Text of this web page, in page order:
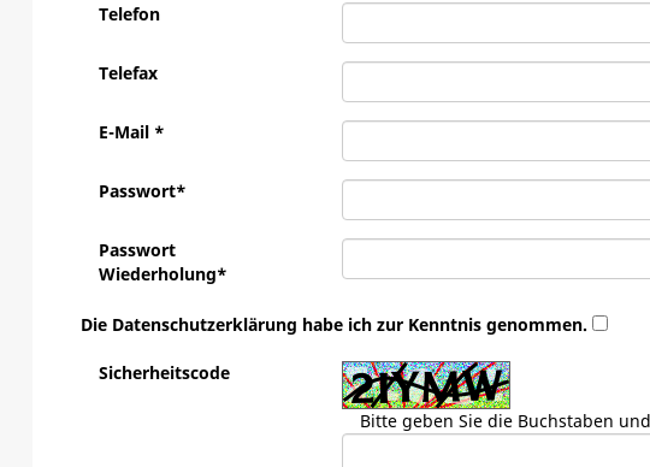
Telefon
Telefax
E-Mail *
Passwort*
Passwort
Wiederholung*
Die Datenschutzerklärung habe ich zur Kenntnis genommen.
Sicherheitscode
Bitte geben Sie die Buchstaben